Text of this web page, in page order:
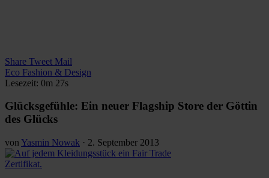
Share Tweet Mail
Eco Fashion & Design
Lesezeit: 0m 27s
Glücksgefühle: Ein neuer Flagship Store der Göttin
des Glücks
von Yasmin Nowak · 2. September 2013